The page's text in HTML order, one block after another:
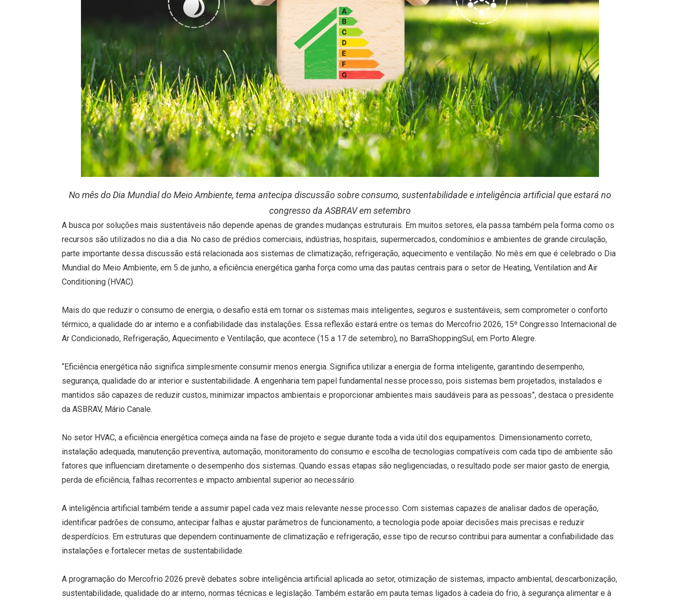
No mês do Dia Mundial do Meio Ambiente, tema antecipa discussão sobre consumo, sustentabilidade e inteligência artificial que estará no
congresso da ASBRAV em setembro
A busca por soluções mais sustentáveis não depende apenas de grandes mudanças estruturais. Em muitos setores, ela passa também pela forma como os
recursos são utilizados no dia a dia. No caso de prédios comerciais, indústrias, hospitais, supermercados, condomínios e ambientes de grande circulação,
parte importante dessa discussão está relacionada aos sistemas de climatização, refrigeração, aquecimento e ventilação. No mês em que é celebrado o Dia
Mundial do Meio Ambiente, em 5 de junho, a eficiência energética ganha força como uma das pautas centrais para o setor de Heating, Ventilation and Air
Conditioning (HVAC).
Mais do que reduzir o consumo de energia, o desafio está em tornar os sistemas mais inteligentes, seguros e sustentáveis, sem comprometer o conforto
térmico, a qualidade do ar interno e a confiabilidade das instalações. Essa reflexão estará entre os temas do Mercofrio 2026, 15º Congresso Internacional de
Ar Condicionado, Refrigeração, Aquecimento e Ventilação, que acontece (15 a 17 de setembro), no BarraShoppingSul, em Porto Alegre.
“Eficiência energética não significa simplesmente consumir menos energia. Significa utilizar a energia de forma inteligente, garantindo desempenho,
segurança, qualidade do ar interior e sustentabilidade. A engenharia tem papel fundamental nesse processo, pois sistemas bem projetados, instalados e
mantidos são capazes de reduzir custos, minimizar impactos ambientais e proporcionar ambientes mais saudáveis para as pessoas”, destaca o presidente
da ASBRAV, Mário Canale.
No setor HVAC, a eficiência energética começa ainda na fase de projeto e segue durante toda a vida útil dos equipamentos. Dimensionamento correto,
instalação adequada, manutenção preventiva, automação, monitoramento do consumo e escolha de tecnologias compatíveis com cada tipo de ambiente são
fatores que influenciam diretamente o desempenho dos sistemas. Quando essas etapas são negligenciadas, o resultado pode ser maior gasto de energia,
perda de eficiência, falhas recorrentes e impacto ambiental superior ao necessário.
A inteligência artificial também tende a assumir papel cada vez mais relevante nesse processo. Com sistemas capazes de analisar dados de operação,
identificar padrões de consumo, antecipar falhas e ajustar parâmetros de funcionamento, a tecnologia pode apoiar decisões mais precisas e reduzir
desperdícios. Em estruturas que dependem continuamente de climatização e refrigeração, esse tipo de recurso contribui para aumentar a confiabilidade das
instalações e fortalecer metas de sustentabilidade.
A programação do Mercofrio 2026 prevê debates sobre inteligência artificial aplicada ao setor, otimização de sistemas, impacto ambiental, descarbonização,
sustentabilidade, qualidade do ar interno, normas técnicas e legislação. Também estarão em pauta temas ligados à cadeia do frio, à segurança alimentar e à